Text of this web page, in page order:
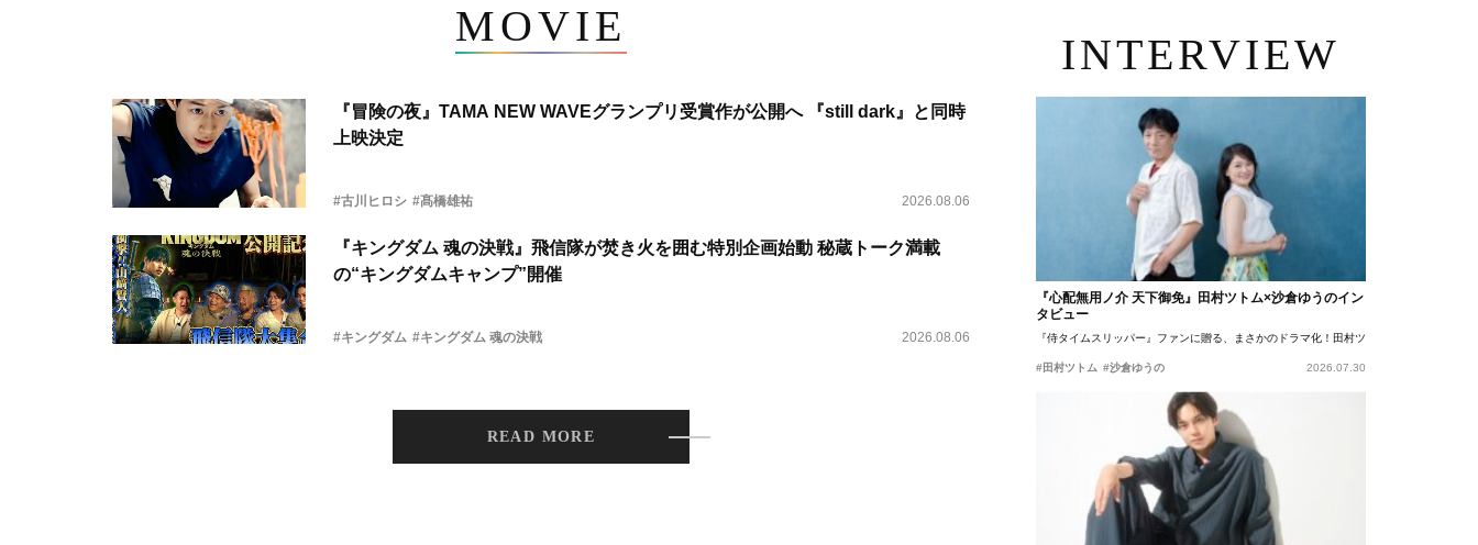
MOVIE
『冒険の夜』TAMA NEW WAVEグランプリ受賞作が公開へ 『still dark』と同時
上映決定
#古川ヒロシ #髙橋雄祐 2026.08.06
『キングダム 魂の決戦』飛信隊が焚き火を囲む特別企画始動 秘蔵トーク満載
の“キングダムキャンプ”開催
#キングダム #キングダム 魂の決戦 2026.08.06
READ MORE
INTERVIEW
『心配無用ノ介 天下御免』田村ツトム×沙倉ゆうのイン
タビュー
『侍タイムスリッパー』ファンに贈る、まさかのドラマ化！田村ツトム×沙倉ゆうのが語
#田村ツトム #沙倉ゆうの 2026.07.30